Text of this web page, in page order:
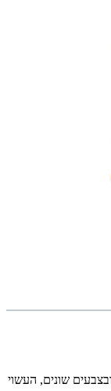
בגדלים ובצבעים שונים, העשוי